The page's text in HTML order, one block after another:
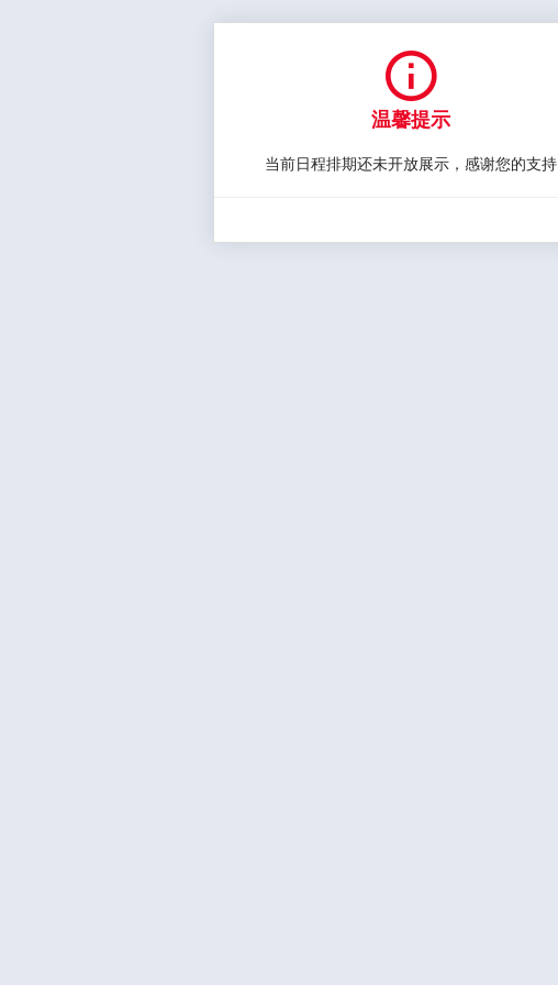

温馨提示
当前日程排期还未开放展示，感谢您的支持